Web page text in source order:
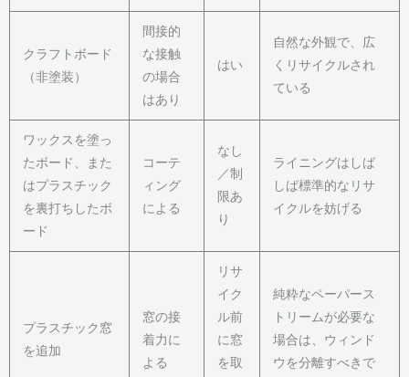
クラフトボード
（非塗装）
間接的
な接触
の場合
はあり
はい
自然な外観で、広
くリサイクルされ
ている
ワックスを塗っ
たボード、また
はプラスチック
を裏打ちしたボ
ード
コーテ
ィング
による
なし
／制
限あ
り
ライニングはしば
しば標準的なリサ
イクルを妨げる
プラスチック窓
を追加
窓の接
着力に
よる
リサ
イク
ル前
に窓
を取
純粋なペーパース
トリームが必要な
場合は、ウィンド
ウを分離すべきで